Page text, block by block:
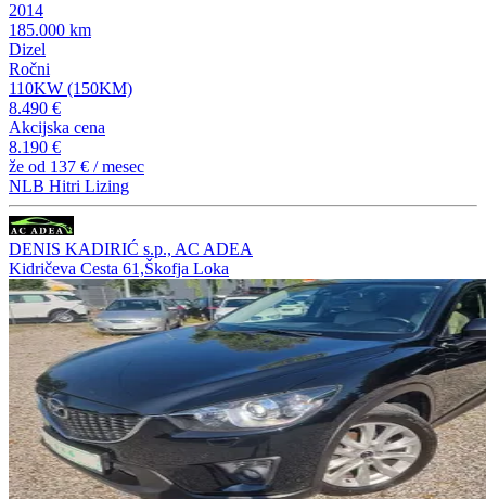
2014
185.000 km
Dizel
Ročni
110KW (150KM)
8.490 €
Akcijska cena
8.190 €
že od 137 € / mesec
NLB Hitri Lizing
DENIS KADIRIĆ s.p., AC ADEA
Kidričeva Cesta 61,Škofja Loka